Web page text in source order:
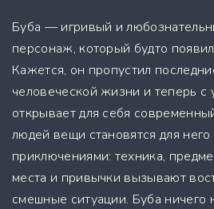
Буба — игривый и
персонаж, который будто
Кажется, он пропустил
человеческой жизни и теперь с
открывает для себя
людей вещи становятся для
приключениями: техника,
места и привычки вызывают
смешные ситуации. Буба ничего